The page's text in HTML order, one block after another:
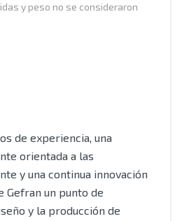
y peso no se consideraron
de experiencia, una
orientada a las
y una continua innovación
Gefran un punto de
y la producción de